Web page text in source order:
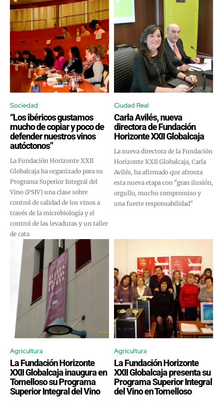
Sociedad
“Los ibéricos gustamos
mucho de copiar y poco de
defender nuestros vinos
autóctonos”
La Fundación Horizonte XXII
Globalcaja ha organizado para su
Programa Superior Integral del
Vino (PSIV) una clase sobre
control de calidad de los vinos a
través de la microbiología y el
control de las levaduras y un taller
de cata
Ciudad Real
Carla Avilés, nueva
directora de Fundación
Horizonte XXII Globalcaja
La nueva directora de la Fundación
Horizonte XXII Globalcaja, Carla
Avilés, ha afirmado que afronta
esta nueva etapa con "gran ilusión,
orgullo, mucho compromiso y
una fuerte responsabilidad"
Agricultura
La Fundación Horizonte
XXII Globalcaja inaugura en
Tomelloso su Programa
Superior Integral del Vino
Agricultura
La Fundación Horizonte
XXII Globalcaja presenta su
Programa Superior Integral
del Vino en Tomelloso